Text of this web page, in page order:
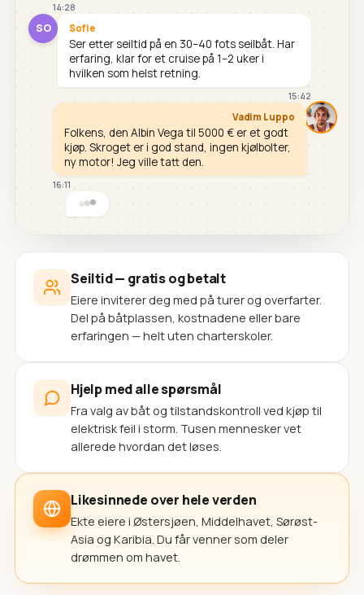
14:28
SO Sofie
Ser etter seiltid på en 30–40 fots seilbåt. Har
erfaring, klar for et cruise på 1–2 uker i
hvilken som helst retning.
15:42
Vadim Luppo
Folkens, den Albin Vega til 5000 € er et godt
kjøp. Skroget er i god stand, ingen kjølbolter,
ny motor! Jeg ville tatt den.
16:11
Seiltid — gratis og betalt
Eiere inviterer deg med på turer og overfarter.
Del på båtplassen, kostnadene eller bare
erfaringen — helt uten charterskoler.
Hjelp med alle spørsmål
Fra valg av båt og tilstandskontroll ved kjøp til
elektrisk feil i storm. Tusen mennesker vet
allerede hvordan det løses.
Likesinnede over hele verden
Ekte eiere i Østersjøen, Middelhavet, Sørøst-
Asia og Karibia. Du får venner som deler
drømmen om havet.